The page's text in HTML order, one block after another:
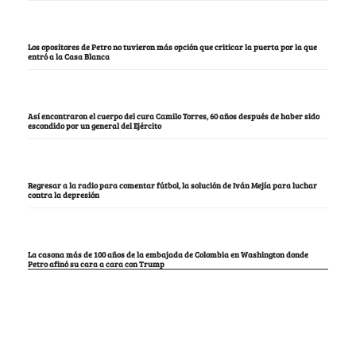
Los opositores de Petro no tuvieron más opción que criticar la puerta por la que
entró a la Casa Blanca
Así encontraron el cuerpo del cura Camilo Torres, 60 años después de haber sido
escondido por un general del Ejército
Regresar a la radio para comentar fútbol, la solución de Iván Mejía para luchar
contra la depresión
La casona más de 100 años de la embajada de Colombia en Washington donde
Petro afinó su cara a cara con Trump